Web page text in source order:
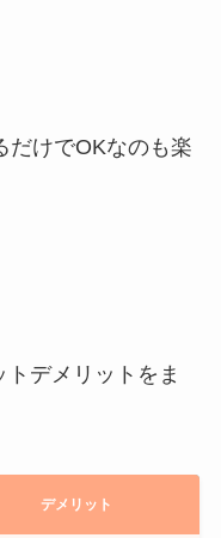
だけでOKなのも楽
デメリットをま
デメリット